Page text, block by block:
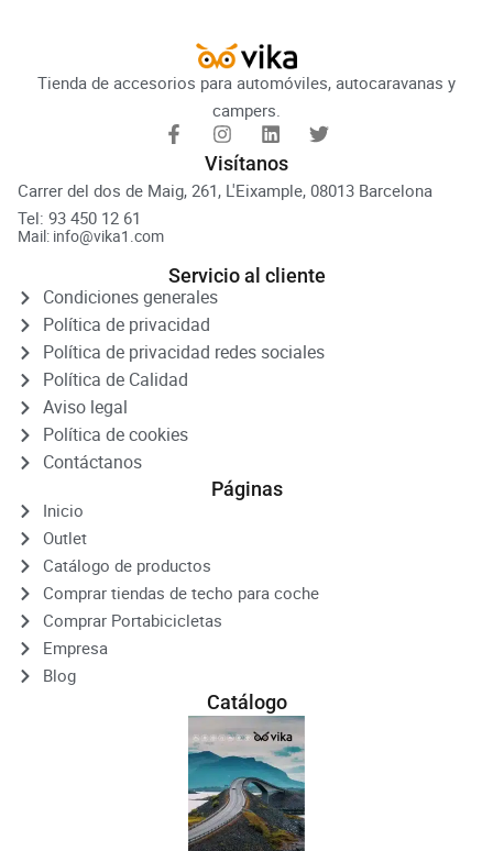
Tienda de accesorios para automóviles, autocaravanas y
campers.
Visítanos
Carrer del dos de Maig, 261, L'Eixample, 08013 Barcelona
Tel: 93 450 12 61
Mail: info@vika1.com
Servicio al cliente
Condiciones generales
Política de privacidad
Política de privacidad redes sociales
Política de Calidad
Aviso legal
Política de cookies
Contáctanos
Páginas
Inicio
Outlet
Catálogo de productos
Comprar tiendas de techo para coche
Comprar Portabicicletas
Empresa
Blog
Catálogo